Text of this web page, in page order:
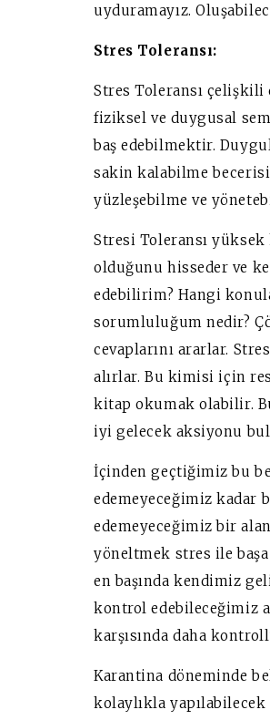
uyduramayız.
Stres Toleransı:
Stres Toleransı çelişkili
fiziksel ve duygusal
baş edebilmektir.
sakin kalabilme
yüzleşebilme ve
Stresi Toleransı
olduğunu hisseder ve
edebilirim? Hangi
sorumluluğum nedir?
cevaplarını ararlar.
alırlar. Bu kimisi için
kitap okumak olabilir.
iyi gelecek aksiyonu
İçinden geçtiğimiz bu
edemeyeceğimiz kadar
edemeyeceğimiz bir
yöneltmek stres ile
en başında kendimiz
kontrol edebileceğimiz
karşısında daha
Karantina döneminde
kolaylıkla